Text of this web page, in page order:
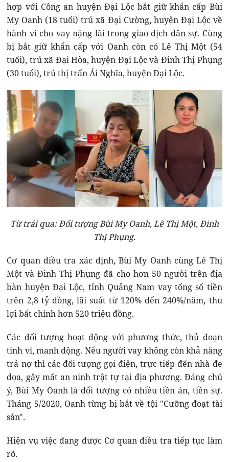
hợp với Công an huyện Đại Lộc bắt giữ khẩn cấp Bùi
My Oanh (18 tuổi) trú xã Đại Cường, huyện Đại Lộc về
hành vi cho vay nặng lãi trong giao dịch dân sự. Cùng
bị bắt giữ khẩn cấp với Oanh còn có Lê Thị Một (54
tuổi), trú xã Đại Hòa, huyện Đại Lộc và Đinh Thị Phụng
(30 tuổi), trú thị trấn Ái Nghĩa, huyện Đại Lộc.
Từ trái qua: Đối tượng Bùi My Oanh, Lê Thị Một, Đinh
Thị Phụng.
Cơ quan điều tra xác định, Bùi My Oanh cùng Lê Thị
Một và Đinh Thị Phụng đã cho hơn 50 người trên địa
bàn huyện Đại Lộc, tỉnh Quảng Nam vay tổng số tiền
trên 2,8 tỷ đồng, lãi suất từ 120% đến 240%/năm, thu
lợi bất chính hơn 520 triệu đồng.
Các đối tượng hoạt động với phương thức, thủ đoạn
tinh vi, manh động. Nếu người vay không còn khả năng
trả nợ thì các đối tượng gọi điện, trực tiếp đến nhà đe
dọa, gây mất an ninh trật tự tại địa phương. Đáng chú
ý, Bùi My Oanh là đối tượng có nhiều tiền án, tiền sự.
Tháng 5/2020, Oanh từng bị bắt về tội "Cưỡng đoạt tài
sản".
Hiện vụ việc đang được Cơ quan điều tra tiếp tục làm
rõ.